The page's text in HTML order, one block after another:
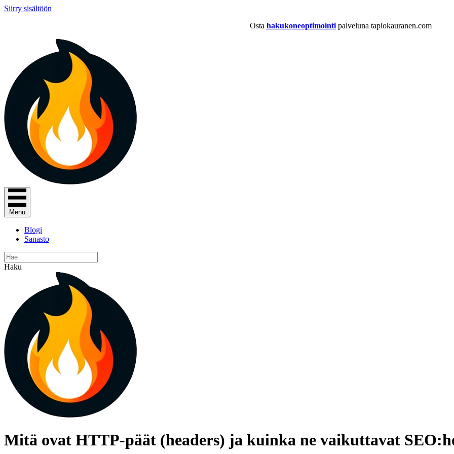
Siirry sisältöön
Osta hakukoneoptimointi palveluna tapiokauranen.com
Menu
Blogi
Sanasto
Haku
Mitä ovat HTTP-päät (headers) ja kuinka ne vaikuttavat